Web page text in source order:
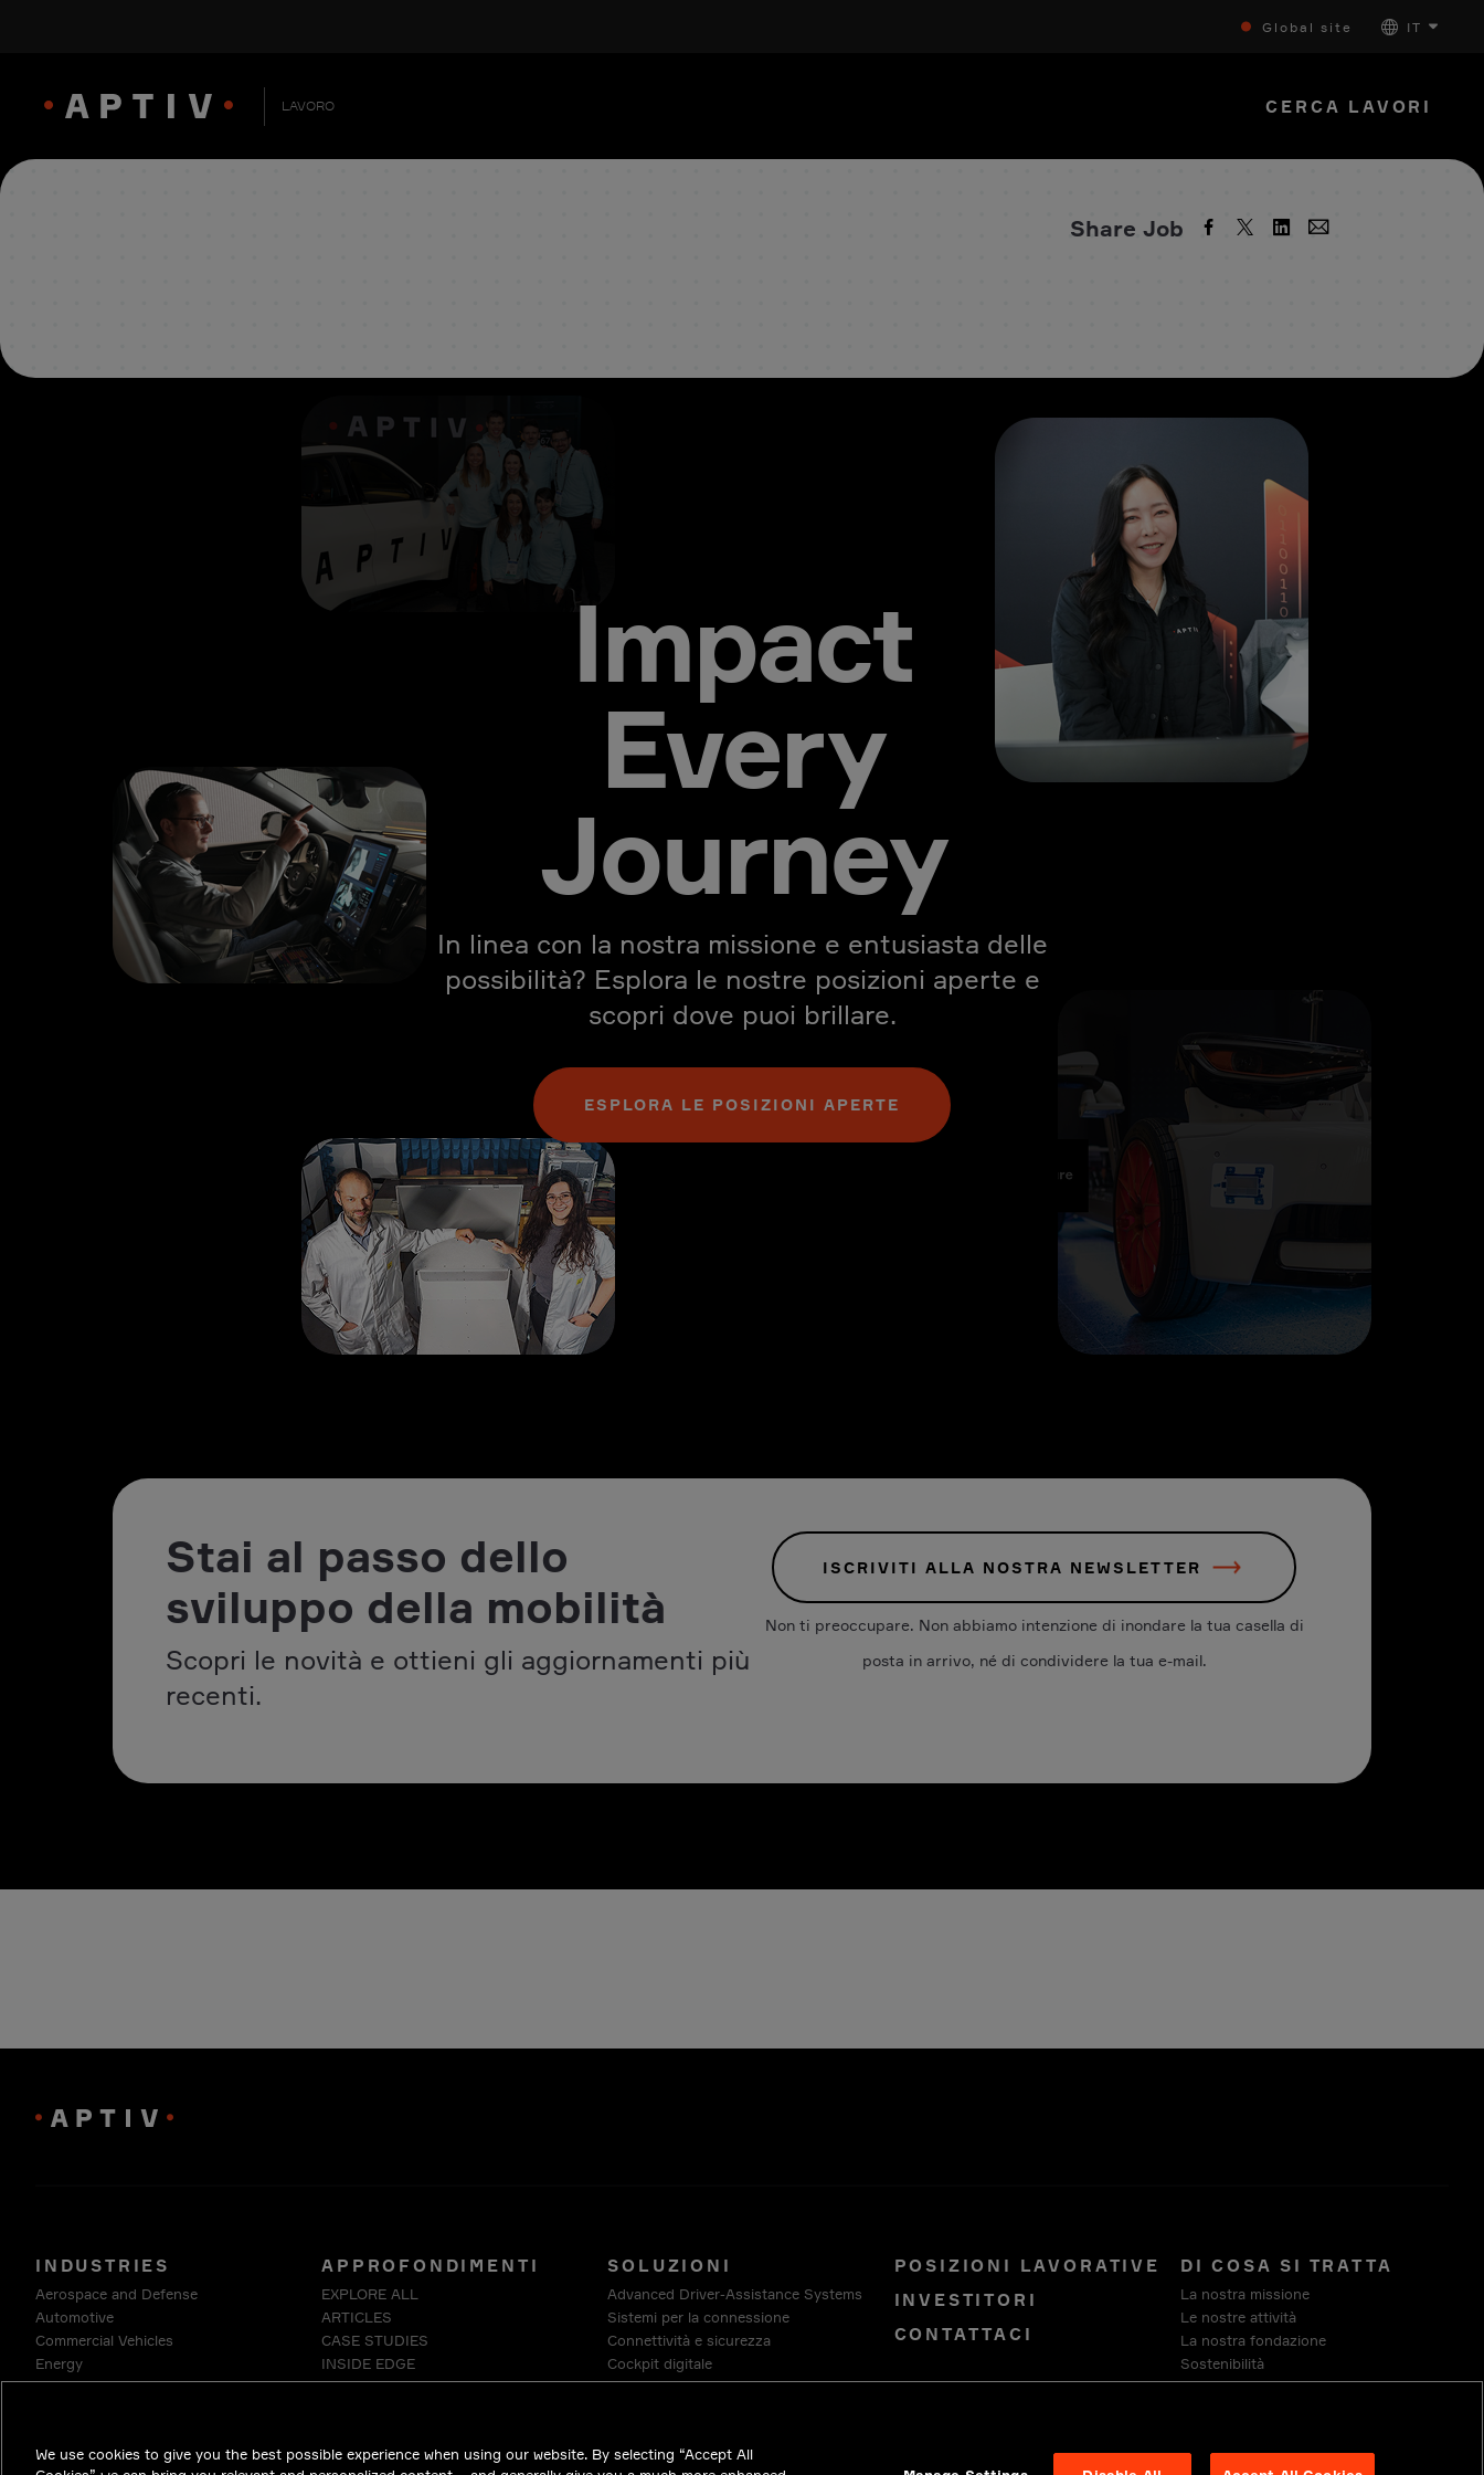
Global site IT
LAVORO CERCA LAVORI
Share Job
Impact
Every
Journey
In linea con la nostra missione e entusiasta delle
possibilità? Esplora le nostre posizioni aperte e
scopri dove puoi brillare.
ESPLORA LE POSIZIONI APERTE
Stai al passo dello
sviluppo della mobilità
Scopri le novità e ottieni gli aggiornamenti più
recenti.
ISCRIVITI ALLA NOSTRA NEWSLETTER
Non ti preoccupare. Non abbiamo intenzione di inondare la tua casella di
posta in arrivo, né di condividere la tua e-mail.
INDUSTRIES
Aerospace and Defense
Automotive
Commercial Vehicles
Energy
Enterprise
Telecommunications
APPROFONDIMENTI
EXPLORE ALL
ARTICLES
CASE STUDIES
INSIDE EDGE
WHITE PAPERS
SOLUZIONI
Advanced Driver-Assistance Systems
Sistemi per la connessione
Connettività e sicurezza
Cockpit digitale
Architettura per veicoli intelligenti
Intercable Automotive Solutions
POSIZIONI LAVORATIVE
INVESTITORI
CONTATTACI
DI COSA SI TRATTA
La nostra missione
Le nostre attività
La nostra fondazione
Sostenibilità
Fornitori
We use cookies to give you the best possible experience when using our website. By selecting “Accept All